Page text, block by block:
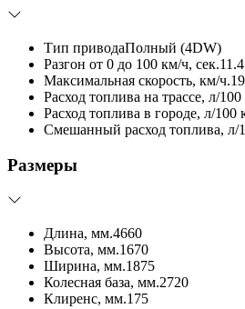
Тип приводаПолный (4DW)
Разгон от 0 до 100 км/ч, сек.11.4
Максимальная скорость, км/ч.
Расход топлива на трассе, л/
Расход топлива в городе, л/100
Смешанный расход топлива, л/
Размеры
Длина, мм.4660
Высота, мм.1670
Ширина, мм.1875
Колесная база, мм.2720
Клиренс, мм.175